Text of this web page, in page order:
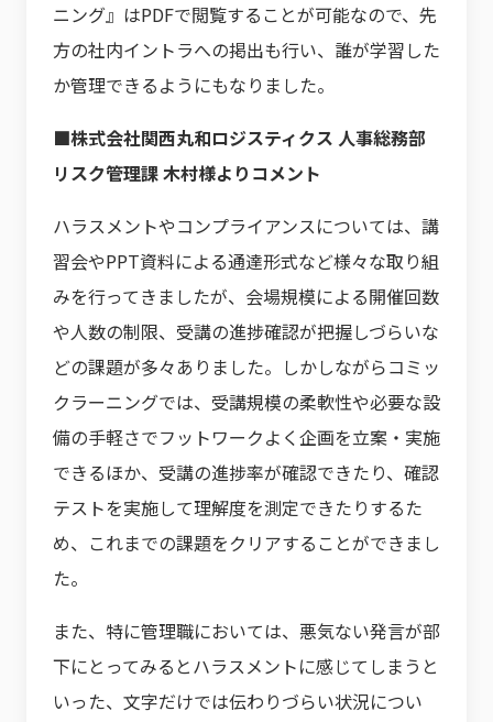
ニング』はPDFで閲覧することが可能なので、先
方の社内イントラへの掲出も行い、誰が学習した
か管理できるようにもなりました。
■株式会社関西丸和ロジスティクス 人事総務部
リスク管理課 木村様よりコメント
ハラスメントやコンプライアンスについては、講
習会やPPT資料による通達形式など様々な取り組
みを行ってきましたが、会場規模による開催回数
や人数の制限、受講の進捗確認が把握しづらいな
どの課題が多々ありました。しかしながらコミッ
クラーニングでは、受講規模の柔軟性や必要な設
備の手軽さでフットワークよく企画を立案・実施
できるほか、受講の進捗率が確認できたり、確認
テストを実施して理解度を測定できたりするた
め、これまでの課題をクリアすることができまし
た。
また、特に管理職においては、悪気ない発言が部
下にとってみるとハラスメントに感じてしまうと
いった、文字だけでは伝わりづらい状況につい